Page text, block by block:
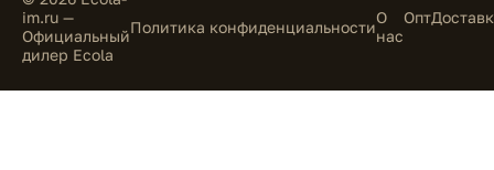
im.ru —
Официальный
дилер Ecola
Политика конфиденциальностиО
нас
Опт